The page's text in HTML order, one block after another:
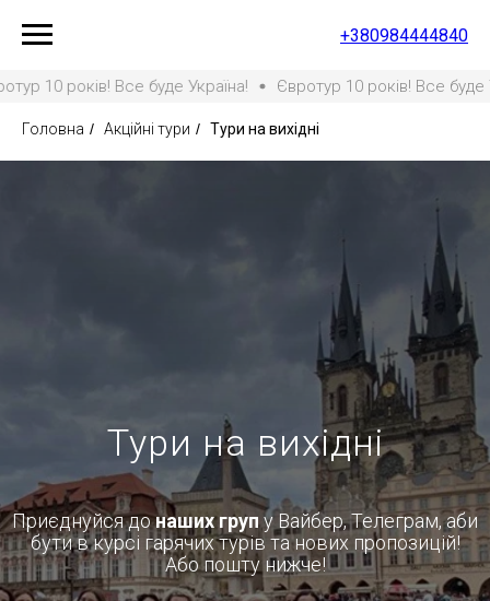
+380984444840
Все буде Україна! Євротур 10 років! Все буде Україна!
Головна / Акційні тури / Тури на вихідні
Тури на вихідні
Приєднуйся донаших групу Вайбер, Телеграм, аби
бути в курсі гарячих турів та нових пропозицій!
Або пошту нижче!